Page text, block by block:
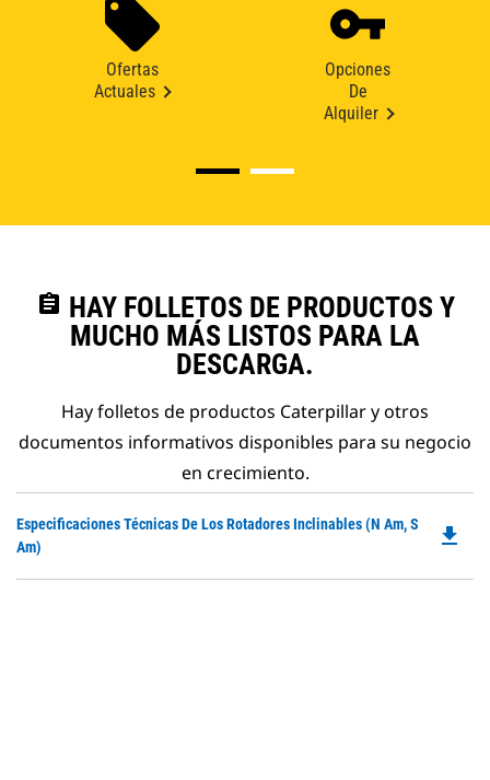
Ofertas
Actuales
Opciones
De
Alquiler
assignment HAY FOLLETOS DE PRODUCTOS Y
MUCHO MÁS LISTOS PARA LA
DESCARGA.
Hay folletos de productos Caterpillar y otros
documentos informativos disponibles para su negocio
en crecimiento.
Especificaciones Técnicas De Los Rotadores Inclinables (N Am, S
Am)
file_download